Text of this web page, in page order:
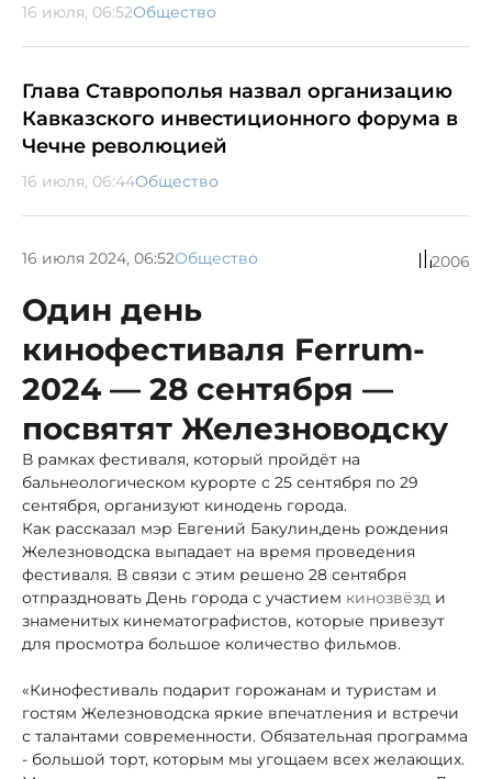
16 июля, 06:52Общество
Глава Ставрополья назвал организацию
Кавказского инвестиционного форума в
Чечне революцией
16 июля, 06:44Общество
16 июля 2024, 06:52Общество 2006
Один день
кинофестиваля Fеrrum-
2024 — 28 сентября —
посвятят Железноводску
В рамках фестиваля, который пройдёт на
бальнеологическом курорте с 25 сентября по 29
сентября, организуют кинодень города.
Как рассказал мэр Евгений Бакулин,день рождения
Железноводска выпадает на время проведения
фестиваля. В связи с этим решено 28 сентября
отпраздновать День города с участием кинозвёзд и
знаменитых кинематографистов, которые привезут
для просмотра большое количество фильмов.
«Кинофестиваль подарит горожанам и туристам и
гостям Железноводска яркие впечатления и встречи
с талантами современности. Обязательная программа
- большой торт, которым мы угощаем всех желающих.